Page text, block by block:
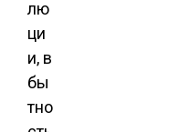
лю
ци
и, в
бы
тно